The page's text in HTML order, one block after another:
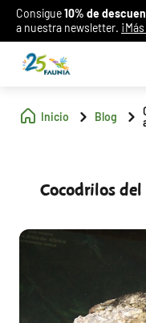
Consigue10% de
a nuestra newsletter.
Inicio Blog
Cocodrilos